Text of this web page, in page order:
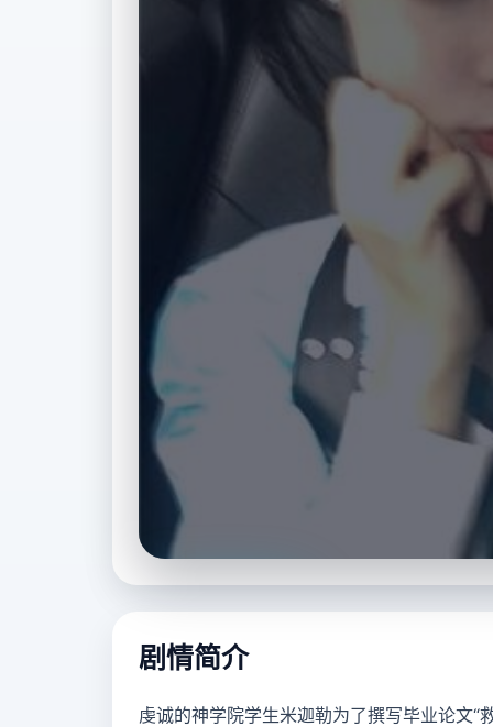
剧情简介
虔诚的神学院学生米迦勒为了撰写毕业论文“